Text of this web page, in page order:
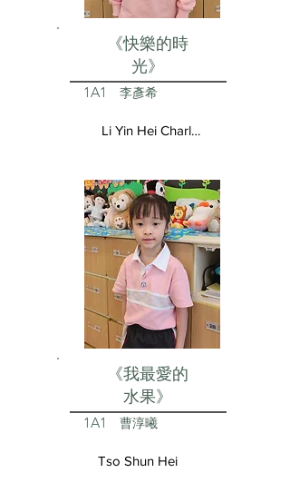
《快樂的時
光》
1A1 李彥希
Li Yin Hei Charlotte
《我最愛的
水果》
1A1 曹淳曦
Tso Shun Hei